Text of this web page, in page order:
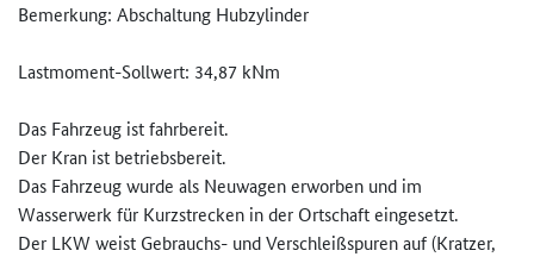
Bemerkung: Abschaltung Hubzylinder
Lastmoment-Sollwert: 34,87 kNm
Das Fahrzeug ist fahrbereit.
Der Kran ist betriebsbereit.
Das Fahrzeug wurde als Neuwagen erworben und im
Wasserwerk für Kurzstrecken in der Ortschaft eingesetzt.
Der LKW weist Gebrauchs- und Verschleißspuren auf (Kratzer,